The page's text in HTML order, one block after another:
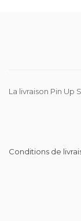
La livraison Pin
Conditions de